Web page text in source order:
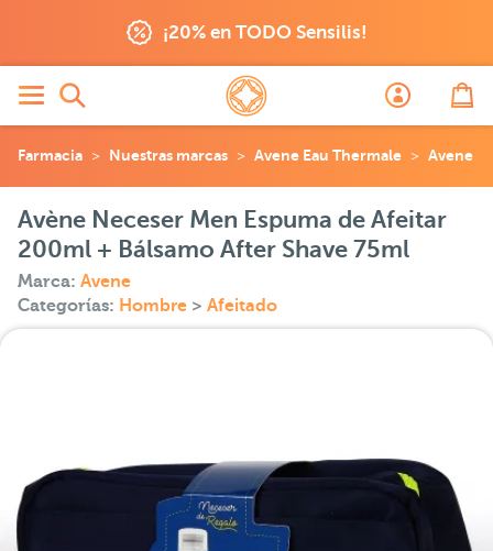
¡20% en TODO Sensilis!
Farmacia Nuestras marcas Avene Eau Thermale Avene
Avène Neceser Men Espuma de Afeitar
200ml + Bálsamo After Shave 75ml
Marca: Avene
Categorías: Hombre > Afeitado